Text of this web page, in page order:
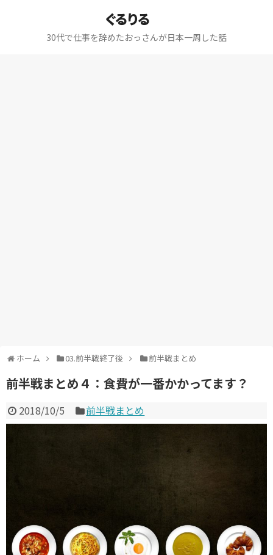
ぐるりる
30代で仕事を辞めたおっさんが日本一周した話
ホーム 03.前半戦終了後 前半戦まとめ
前半戦まとめ４：食費が一番かかってます？
2018/10/5 前半戦まとめ